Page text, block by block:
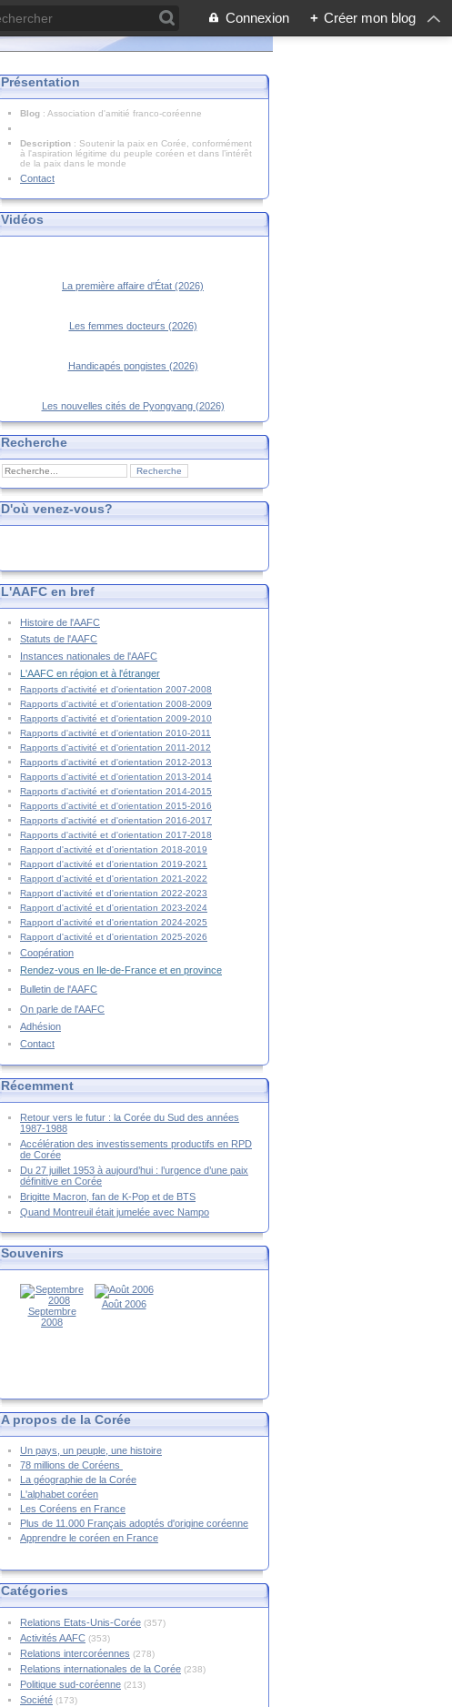
Connexion + Créer mon blog
Présentation
Blog : Association d'amitié franco-coréenne
Description : Soutenir la paix en Corée, conformément
à l'aspiration légitime du peuple coréen et dans l’intérêt
de la paix dans le monde
Contact
Vidéos
La première affaire d'État (2026)
Les femmes docteurs (2026)
Handicapés pongistes (2026)
Les nouvelles cités de Pyongyang (2026)
Recherche
D'où venez-vous?
L'AAFC en bref
Histoire de l'AAFC
Statuts de l'AAFC
Instances nationales de l'AAFC
L'AAFC en région et à l'étranger
Rapports d'activité et d'orientation 2007-2008
Rapports d'activité et d'orientation 2008-2009
Rapports d'activité et d'orientation 2009-2010
Rapports d'activité et d'orientation 2010-2011
Rapports d'activité et d'orientation 2011-2012
Rapports d'activité et d'orientation 2012-2013
Rapports d'activité et d'orientation 2013-2014
Rapports d'activité et d'orientation 2014-2015
Rapports d'activité et d'orientation 2015-2016
Rapports d'activité et d'orientation 2016-2017
Rapports d'activité et d'orientation 2017-2018
Rapport d'activité et d'orientation 2018-2019
Rapport d'activité et d'orientation 2019-2021
Rapport d'activité et d'orientation 2021-2022
Rapport d'activité et d'orientation 2022-2023
Rapport d'activité et d'orientation 2023-2024
Rapport d'activité et d'orientation 2024-2025
Rapport d'activité et d'orientation 2025-2026
Coopération
Rendez-vous en Ile-de-France et en province
Bulletin de l'AAFC
On parle de l'AAFC
Adhésion
Contact
Récemment
Retour vers le futur : la Corée du Sud des années
1987-1988
Accélération des investissements productifs en RPD
de Corée
Du 27 juillet 1953 à aujourd’hui : l’urgence d’une paix
définitive en Corée
Brigitte Macron, fan de K-Pop et de BTS
Quand Montreuil était jumelée avec Nampo
Souvenirs
Septembre
2008
Août 2006
A propos de la Corée
Un pays, un peuple, une histoire
78 millions de Coréens
La géographie de la Corée
L'alphabet coréen
Les Coréens en France
Plus de 11.000 Français adoptés d'origine coréenne
Apprendre le coréen en France
Catégories
Relations Etats-Unis-Corée (357)
Activités AAFC (353)
Relations intercoréennes (278)
Relations internationales de la Corée (238)
Politique sud-coréenne (213)
Société (173)